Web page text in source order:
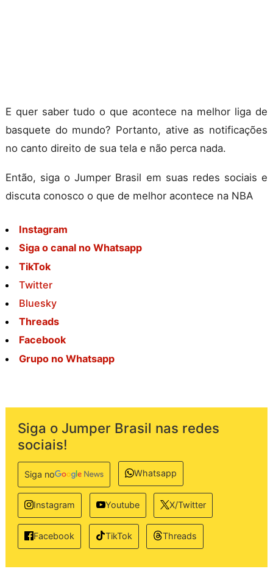
E quer saber tudo o que acontece na melhor liga de
basquete do mundo? Portanto, ative as notificações
no canto direito de sua tela e não perca nada.
Então, siga o Jumper Brasil em suas redes sociais e
discuta conosco o que de melhor acontece na NBA
Instagram
Siga o canal no Whatsapp
TikTok
Twitter
Bluesky
Threads
Facebook
Grupo no Whatsapp
Siga o Jumper Brasil nas redes
sociais!
Siga no Whatsapp
Instagram Youtube X/Twitter
Facebook TikTok Threads